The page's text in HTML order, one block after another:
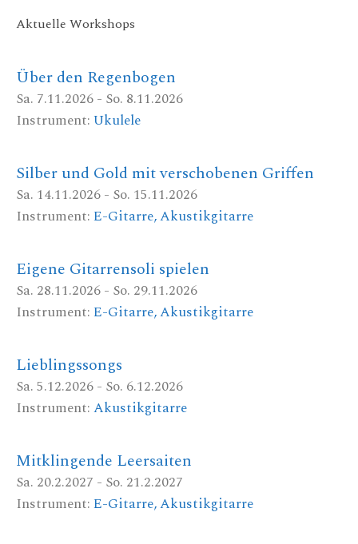
Aktuelle Workshops
Über den Regenbogen
Sa. 7.11.2026 - So. 8.11.2026
Instrument:Ukulele
Silber und Gold mit verschobenen Griffen
Sa. 14.11.2026 - So. 15.11.2026
Instrument:E-Gitarre, Akustikgitarre
Eigene Gitarrensoli spielen
Sa. 28.11.2026 - So. 29.11.2026
Instrument:E-Gitarre, Akustikgitarre
Lieblingssongs
Sa. 5.12.2026 - So. 6.12.2026
Instrument:Akustikgitarre
Mitklingende Leersaiten
Sa. 20.2.2027 - So. 21.2.2027
Instrument:E-Gitarre, Akustikgitarre